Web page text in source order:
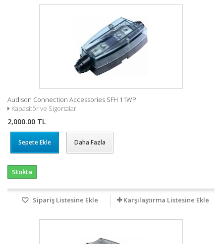
Audison Connection Accessories SFH 11WP
Kapasitör ve Sigortalar
2,000.00 TL
Sepete Ekle Daha Fazla
Stokta
Sipariş Listesine Ekle Karşılaştırma Listesine Ekle